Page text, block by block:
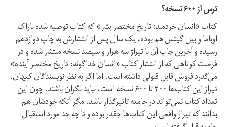
ترس از ۶۰۰ نسخه؟
کتاب «انسان خردمند: تاریخ مختصر بشر» که کتاب توصیه شده باراک
اوباما و بیل گیتس هم بوده، یک سال پس از انتشارش به چاپ دوازدهم
رسیده و آخرین چاپ آن با تیراژ سه هزار و سیصد نسخه منتشر شده و در
فرصت کوتاهی که از انتشار کتاب «انسان خداگونه: تاریخ مختصر آینده»
می‌گذرد فروش قابل قبولی داشته است. اما اگر به نظر نویسندگان کیهان،
تیراژ این کتاب‌ها ۲۰۰ تا ۶۰۰ نسخه است، نباید نگران باشند. چون این
تعداد کتاب نمی‌تواند در جامعه تاثیرگذار باشد. مگر آنکه خودشان هم
بدانند که تیراژ واقعی این کتاب‌ها جقدر بوده و تا چه حد مورد استقبال